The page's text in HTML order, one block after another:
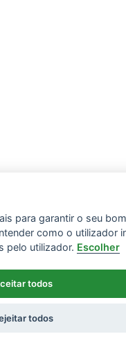
para garantir o seu
como o utilizador
pelo utilizador. Escolher
todos
todos